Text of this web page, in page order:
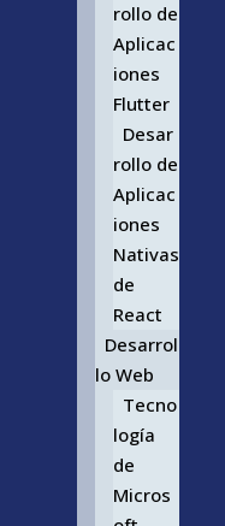
rollo de
Aplicac
iones
Flutter
Desar
rollo de
Aplicac
iones
Nativas
de
React
Desarrol
lo Web
Tecno
logía
de
Micros